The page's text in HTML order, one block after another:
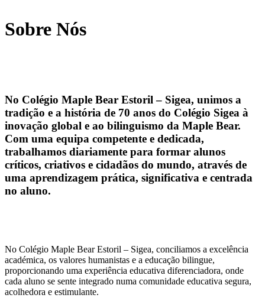
Sobre Nós
No Colégio Maple Bear Estoril – Sigea, unimos a
tradição e a história de 70 anos do Colégio Sigea à
inovação global e ao bilinguismo da Maple Bear.
Com uma equipa competente e dedicada,
trabalhamos diariamente para formar alunos
críticos, criativos e cidadãos do mundo, através de
uma aprendizagem prática, significativa e centrada
no aluno.
No Colégio Maple Bear Estoril – Sigea, conciliamos a excelência
académica, os valores humanistas e a educação bilingue,
proporcionando uma experiência educativa diferenciadora, onde
cada aluno se sente integrado numa comunidade educativa segura,
acolhedora e estimulante.